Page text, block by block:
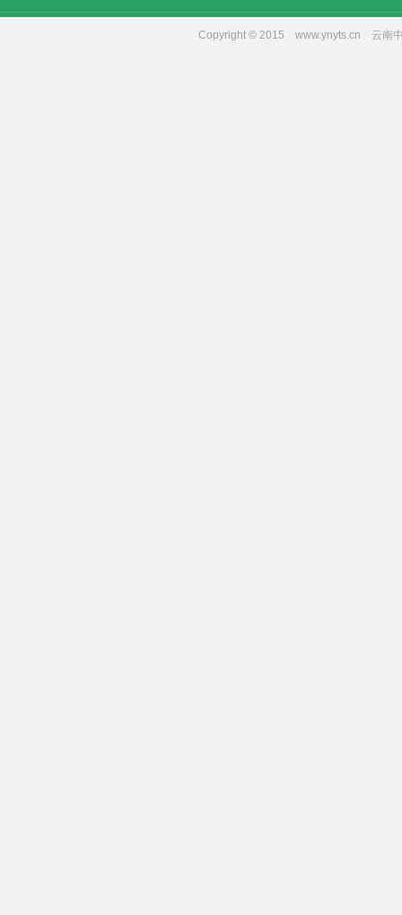
Copyright © 2015 www.ynyts.cn 云南